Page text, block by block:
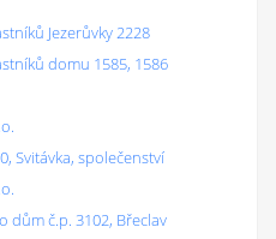
Jezerůvky 2228
domu 1585, 1586
Svitávka, společenství
dům č.p. 3102, Břeclav